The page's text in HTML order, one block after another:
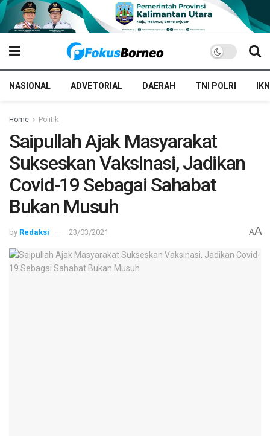
NASIONAL ADVETORIAL DAERAH TNI POLRI IKN
Home Politik
Saipullah Ajak Masyarakat
Sukseskan Vaksinasi, Jadikan
Covid-19 Sebagai Sahabat
Bukan Musuh
by Redaksi 23/03/2021 AA